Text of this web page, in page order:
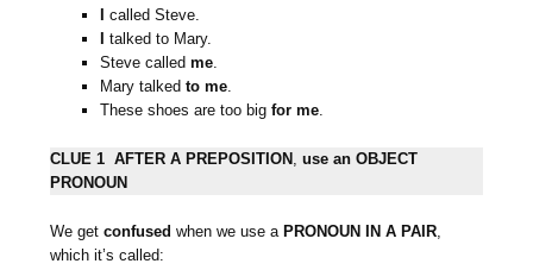
called Steve.
talked to Mary.
Steve calledme.
Mary talkedto me.
These shoes are too bigfor me.
CLUE 1 AFTER A PREPOSITION ,use an OBJECT
PRONOUN
We getconfused when we use a PRONOUN IN A PAIR,
which it’s called: